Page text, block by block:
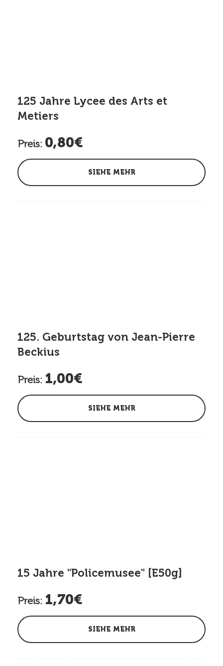
125 Jahre Lycee des Arts et
Metiers
Preis: 0,80€
SIEHE MEHR
125. Geburtstag von Jean-Pierre
Beckius
Preis: 1,00€
SIEHE MEHR
15 Jahre "Policemusee" [E50g]
Preis: 1,70€
SIEHE MEHR